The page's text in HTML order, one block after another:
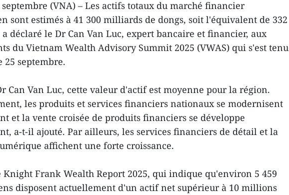
(VNA) – Les actifs totaux du marché financier
sont estimés à 41 300 milliards de dongs, soit l'équivalent de 332
a déclaré le Dr Can Van Luc, expert bancaire et financier, aux
du Vietnam Wealth Advisory Summit 2025 (VWAS) qui s'est tenu
25 septembre.
Can Van Luc, cette valeur d'actif est moyenne pour la région.
les produits et services financiers nationaux se modernisent
et la vente croisée de produits financiers se développe
a-t-il ajouté. Par ailleurs, les services financiers de détail et la
affichent une forte croissance.
Frank Wealth Report 2025, qui indique qu'environ 5 459
disposent actuellement d'un actif net supérieur à 10 millions